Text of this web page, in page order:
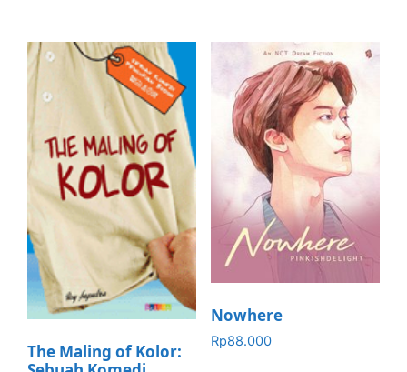
The Maling of Kolor:
Nowhere
Rp88.000